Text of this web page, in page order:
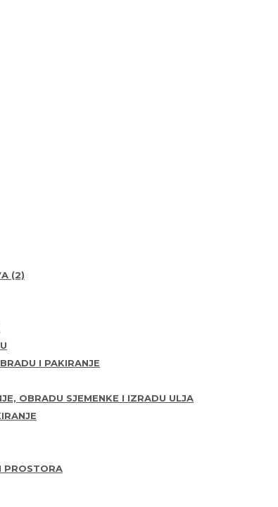
(2)
I PAKIRANJE
OBRADU SJEMENKE I IZRADU ULJA
PROSTORA